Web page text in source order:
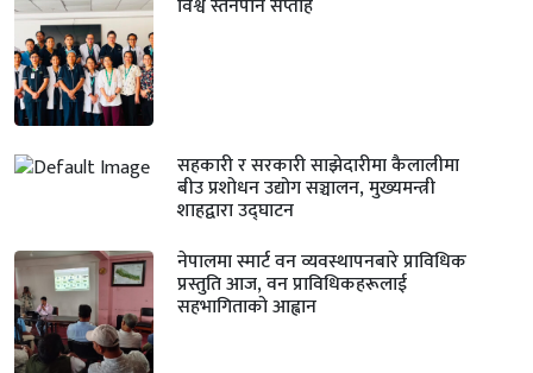
सहकारी र सरकारी साझेदारीमा कैलालीमा
बीउ प्रशोधन उद्योग सञ्चालन, मुख्यमन्त्री
शाहद्वारा उद्घाटन
नेपालमा स्मार्ट वन व्यवस्थापनबारे प्राविधिक
प्रस्तुति आज, वन प्राविधिकहरूलाई
सहभागिताको आह्वान